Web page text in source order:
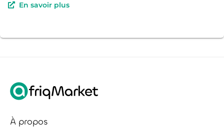
En savoir plus
À propos